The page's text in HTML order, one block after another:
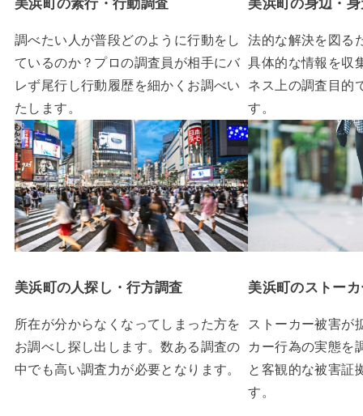
美浜町の素行・行動調査
調べたい人が普段どのように行動をし
ているのか？プロの調査員が相手にバ
レず尾行し行動履歴を細かくお調べい
たします。
美浜町の身辺・
法的な解決を図る
具体的な情報を収
ネス上の調査目的
す。
美浜町の人探し・行方調査
所在が分からなくなってしまった方を
お調べし探し出します。数ある調査の
中でも高い調査力が必要となります。
美浜町のストー
ストーカー被害が
カー行為の実態を
と客観的な被害証
す。